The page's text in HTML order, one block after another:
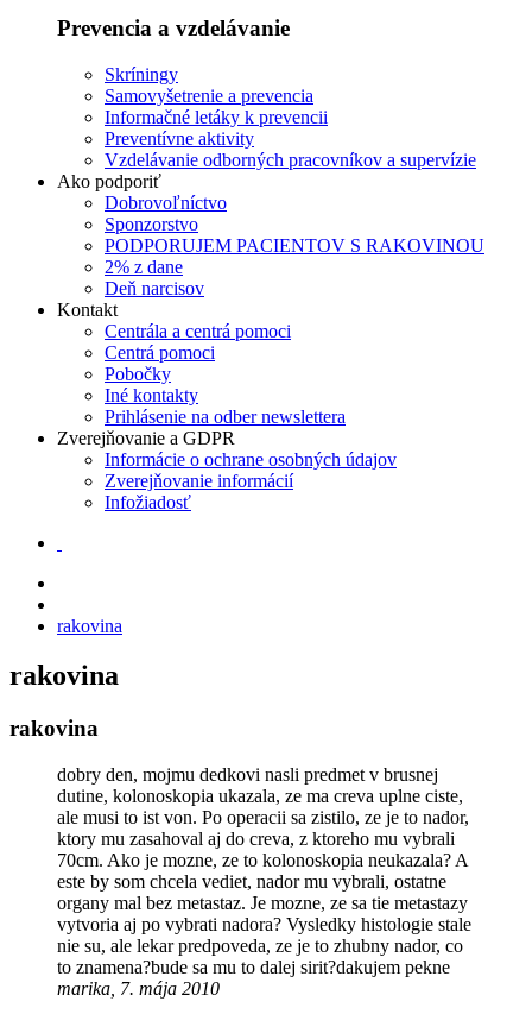
Prevencia a vzdelávanie
Skríningy
Samovyšetrenie a prevencia
Informačné letáky k prevencii
Preventívne aktivity
Vzdelávanie odborných pracovníkov a supervízie
Ako podporiť
Dobrovoľníctvo
Sponzorstvo
PODPORUJEM PACIENTOV S RAKOVINOU
2% z dane
Deň narcisov
Kontakt
Centrála a centrá pomoci
Centrá pomoci
Pobočky
Iné kontakty
Prihlásenie na odber newslettera
Zverejňovanie a GDPR
Informácie o ochrane osobných údajov
Zverejňovanie informácií
Infožiadosť
rakovina
rakovina
rakovina
dobry den, mojmu dedkovi nasli predmet v brusnej
dutine, kolonoskopia ukazala, ze ma creva uplne ciste,
ale musi to ist von. Po operacii sa zistilo, ze je to nador,
ktory mu zasahoval aj do creva, z ktoreho mu vybrali
70cm. Ako je mozne, ze to kolonoskopia neukazala? A
este by som chcela vediet, nador mu vybrali, ostatne
organy mal bez metastaz. Je mozne, ze sa tie metastazy
vytvoria aj po vybrati nadora? Vysledky histologie stale
nie su, ale lekar predpoveda, ze je to zhubny nador, co
to znamena?bude sa mu to dalej sirit?dakujem pekne
marika, 7. mája 2010